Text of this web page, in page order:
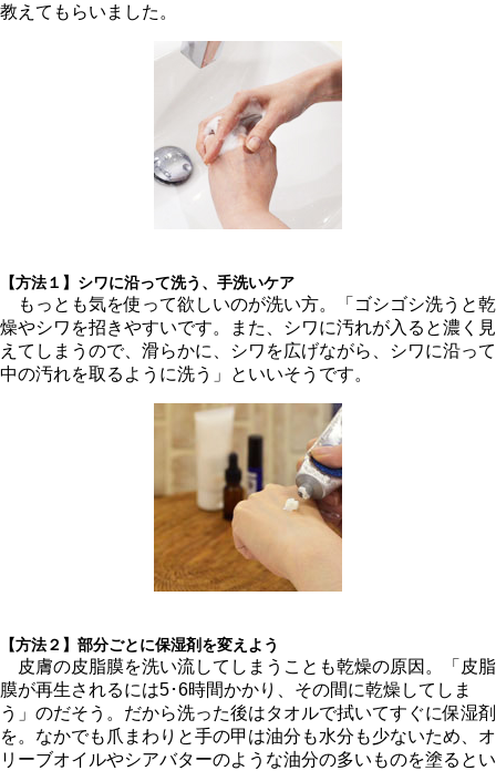
教えてもらいました。
【方法１】シワに沿って洗う、手洗いケア
もっとも気を使って欲しいのが洗い方。「ゴシゴシ洗うと乾
燥やシワを招きやすいです。また、シワに汚れが入ると濃く見
えてしまうので、滑らかに、シワを広げながら、シワに沿って
中の汚れを取るように洗う」といいそうです。
【方法２】部分ごとに保湿剤を変えよう
皮膚の皮脂膜を洗い流してしまうことも乾燥の原因。「皮脂
膜が再生されるには5･6時間かかり、その間に乾燥してしま
う」のだそう。だから洗った後はタオルで拭いてすぐに保湿剤
を。なかでも爪まわりと手の甲は油分も水分も少ないため、オ
リーブオイルやシアバターのような油分の多いものを塗るとい